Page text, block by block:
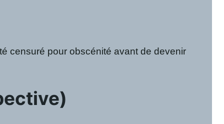
censuré pour obscénité avant de devenir